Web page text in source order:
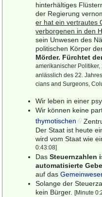
hinterhältiges
der Regierung
er hat ein vertrautes
verborgenen in den
sein Unwesen des
politischen Körper
Mörder. Fürchtet
amerikanischer
anlässlich des 22.
cians and Surgeons,
Wir leben in einer
Wir können keine
thymotischen
Der Staat ist heute
wird vom Staat wie
0:43:08]
DasSteuernzahlen
automatisierte
auf das
Solange der
kein Bürger.[Minute